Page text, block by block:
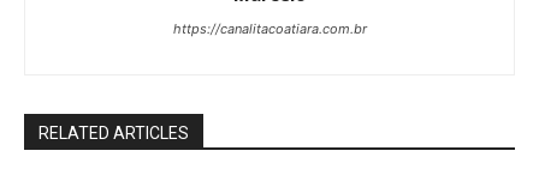
https://canalitacoatiara.com.br
RELATED ARTICLES